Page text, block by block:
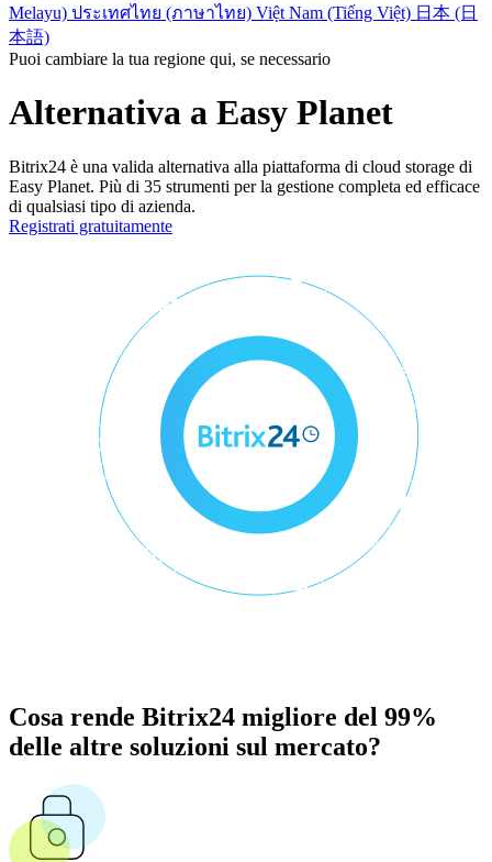
Melayu) ประเทศไทย (ภาษาไทย) Việt Nam (Tiếng Việt) 日本 (日
本語)
Puoi cambiare la tua regione qui, se necessario
Alternativa a Easy Planet
Bitrix24 è una valida alternativa alla piattaforma di cloud storage di
Easy Planet. Più di 35 strumenti per la gestione completa ed efficace
di qualsiasi tipo di azienda.
Registrati gratuitamente
Cosa rende Bitrix24 migliore del 99%
delle altre soluzioni sul mercato?